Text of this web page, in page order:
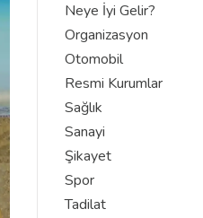
Neye İyi Gelir?
Organizasyon
Otomobil
Resmi Kurumlar
Sağlık
Sanayi
Şikayet
Spor
Tadilat